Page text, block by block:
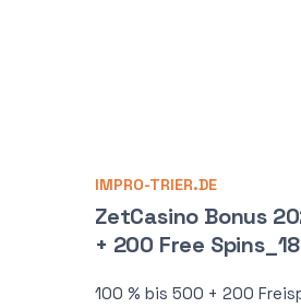
IMPRO-TRIER.DE
ZetCasino Bonus
+ 200 Free Spins_18
100 % bis 500 + 200